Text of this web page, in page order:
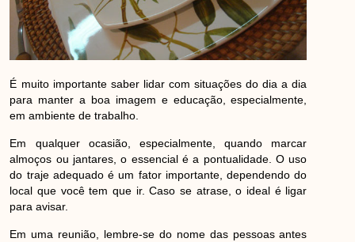
É muito importante saber lidar com situações do dia a dia
para manter a boa imagem e educação, especialmente,
em ambiente de trabalho.
Em qualquer ocasião, especialmente, quando marcar
almoços ou jantares, o essencial é a pontualidade. O uso
do traje adequado é um fator importante, dependendo do
local que você tem que ir. Caso se atrase, o ideal é ligar
para avisar.
Em uma reunião, lembre-se do nome das pessoas antes